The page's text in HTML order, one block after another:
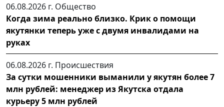
06.08.2026 г. Общество
Когда зима реально близко. Крик о помощи
якутянки теперь уже с двумя инвалидами на
руках
06.08.2026 г. Происшествия
За сутки мошенники выманили у якутян более 7
млн рублей: менеджер из Якутска отдала
курьеру 5 млн рублей